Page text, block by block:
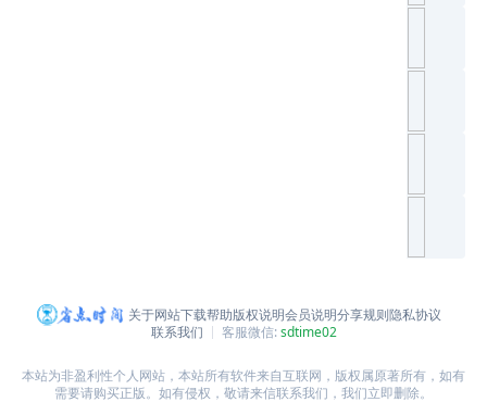
关于网站下载帮助版权说明会员说明分享规则隐私协议
联系我们
客服微信:sdtime02
本站为非盈利性个人网站，本站所有软件来自互联网，版权属原著所有，如有
需要请购买正版。如有侵权，敬请来信联系我们，我们立即删除。